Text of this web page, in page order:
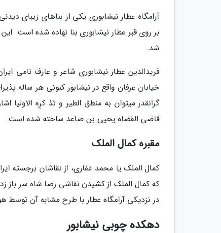
آرامگاه عطار نیشابوری یکی از بناهای زیبای
شد.
خیابان عرفان واقع در نیشابور کنونی هر ساله
گرانقدر میتوان به منطق الطیر و تذ کرِه
قاضی القضاه یحیی بن صاعد ساخته شده است.
مقبره کمال الملک
کمال الملک یا محمد غفاری، از نقاشان برجسته
که کمال الملک از کشیدن نقاشی رضا شاه سر باز
در نزدیکی آرامگاه عطار با طرح مشابه آن
دهکده چوبی نیشابور